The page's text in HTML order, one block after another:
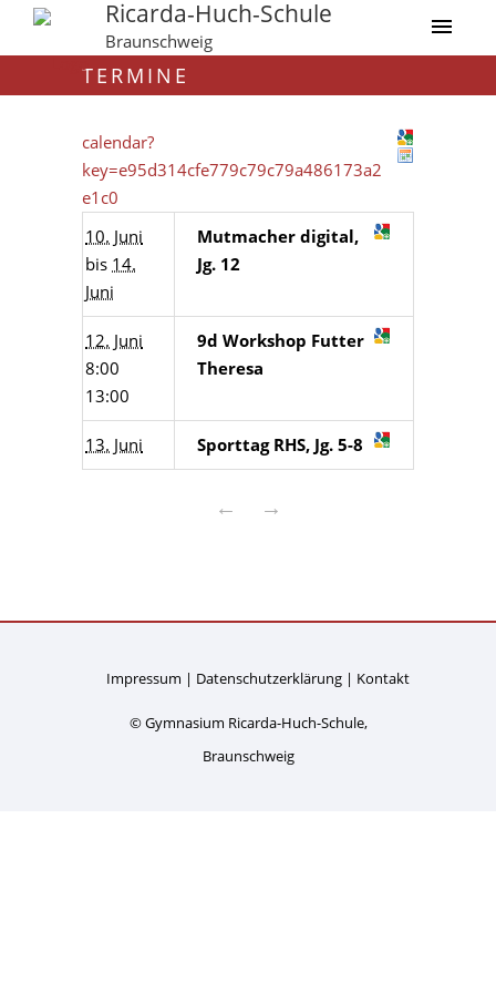
Ricarda-Huch-Schule
Braunschweig
TERMINE
calendar?
key=e95d314cfe779c79c79a486173a2
e1c0
10. Juni
bis 14.
Juni
Mutmacher digital,
Jg. 12
12. Juni
8:00
13:00
9d Workshop Futter
Theresa
13. Juni Sporttag RHS, Jg. 5-8
← →
Impressum Datenschutzerklärung Kontakt
© Gymnasium Ricarda-Huch-Schule,
Braunschweig